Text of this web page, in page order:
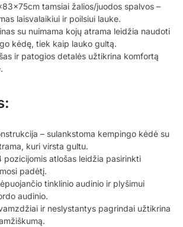
tamsiai žalios/juodos spalvos –
laisvalaikiui ir poilsiui lauke.
su nuimama kojų atrama leidžia naudoti
kėdę, tiek kaip lauko gultą.
ir patogios detalės užtikrina komfortą
– sulankstoma kempingo kėdė su
kuri virsta gultu.
pozicijomis atlošas leidžia pasirinkti
padėtį.
tinklinio audinio ir plyšimui
audinio.
ir neslystantys pagrindai užtikrina